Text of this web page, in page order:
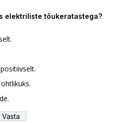
elektriliste tõukeratastega?